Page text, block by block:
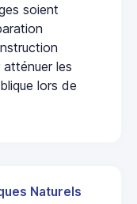
soient
les
lors de
Naturels